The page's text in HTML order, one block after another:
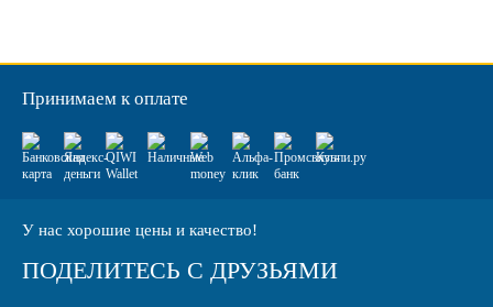
Принимаем к оплате
У нас хорошие цены и качество!
ПОДЕЛИТЕСЬ С ДРУЗЬЯМИ